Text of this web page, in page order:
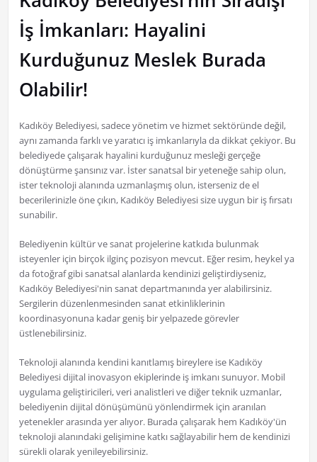
İş İmkanları: Hayalini
Kurduğunuz Meslek Burada
Olabilir!
Kadıköy Belediyesi, sadece yönetim ve hizmet sektöründe değil,
aynı zamanda farklı ve yaratıcı iş imkanlarıyla da dikkat çekiyor. Bu
belediyede çalışarak hayalini kurduğunuz mesleği gerçeğe
dönüştürme şansınız var. İster sanatsal bir yeteneğe sahip olun,
ister teknoloji alanında uzmanlaşmış olun, isterseniz de el
becerilerinizle öne çıkın, Kadıköy Belediyesi size uygun bir iş fırsatı
sunabilir.
Belediyenin kültür ve sanat projelerine katkıda bulunmak
isteyenler için birçok ilginç pozisyon mevcut. Eğer resim, heykel ya
da fotoğraf gibi sanatsal alanlarda kendinizi geliştirdiyseniz,
Kadıköy Belediyesi'nin sanat departmanında yer alabilirsiniz.
Sergilerin düzenlenmesinden sanat etkinliklerinin
koordinasyonuna kadar geniş bir yelpazede görevler
üstlenebilirsiniz.
Teknoloji alanında kendini kanıtlamış bireylere ise Kadıköy
Belediyesi dijital inovasyon ekiplerinde iş imkanı sunuyor. Mobil
uygulama geliştiricileri, veri analistleri ve diğer teknik uzmanlar,
belediyenin dijital dönüşümünü yönlendirmek için aranılan
yetenekler arasında yer alıyor. Burada çalışarak hem Kadıköy'ün
teknoloji alanındaki gelişimine katkı sağlayabilir hem de kendinizi
sürekli olarak yenileyebilirsiniz.